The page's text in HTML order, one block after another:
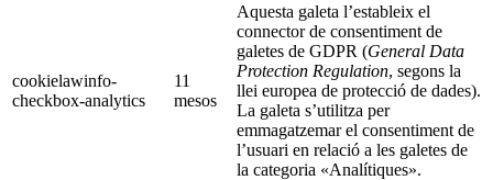
cookielawinfo-
checkbox-analytics
11
mesos
Aquesta galeta l’estableix el
connector de consentiment de
galetes de GDPR (General Data
Protection Regulation, segons la
llei europea de protecció de dades).
La galeta s’utilitza per
emmagatzemar el consentiment de
l’usuari en relació a les galetes de
la categoria «Analítiques».